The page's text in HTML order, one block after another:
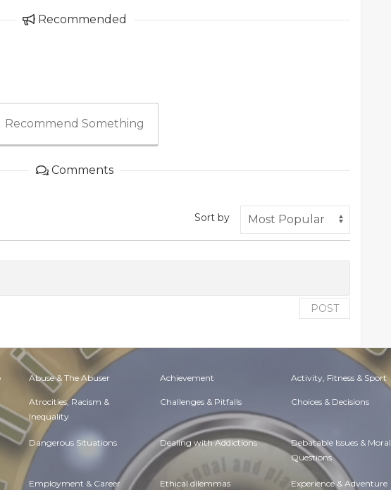
Recommended
Recommend Something
Comments
Sort by
POST
Abuse & The Abuser Achievement Activity, Fitness & Sport
Atrocities, Racism &
Inequality
Challenges & Pitfalls Choices & Decisions
Dangerous Situations Dealing with Addictions Debatable Issues & Moral
Questions
Employment & Career Ethical dilemmas Experience & Adventure